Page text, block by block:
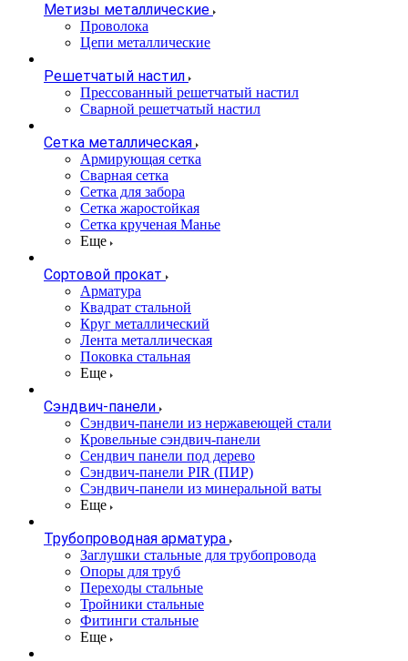
Метизы металлические
Проволока
Цепи металлические
Решетчатый настил
Прессованный решетчатый настил
Сварной решетчатый настил
Сетка металлическая
Армирующая сетка
Сварная сетка
Сетка для забора
Сетка жаростойкая
Сетка крученая Манье
Еще
Сортовой прокат
Арматура
Квадрат стальной
Круг металлический
Лента металлическая
Поковка стальная
Еще
Сэндвич-панели
Cэндвич-панели из нержавеющей стали
Кровельные сэндвич-панели
Сендвич панели под дерево
Сэндвич-панели PIR (ПИР)
Сэндвич-панели из минеральной ваты
Еще
Трубопроводная арматура
Заглушки стальные для трубопровода
Опоры для труб
Переходы стальные
Тройники стальные
Фитинги стальные
Еще